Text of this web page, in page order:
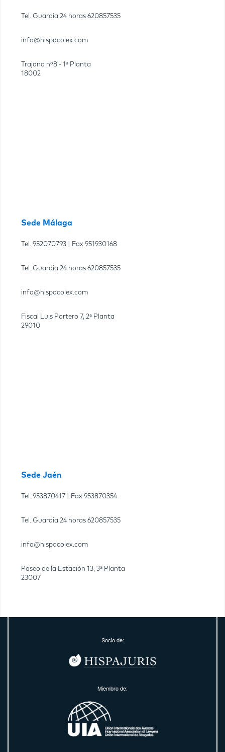
Tel. Guardia 24 horas 620857535
info@hispacolex.com
Trajano nº8 - 1ª Planta
18002
Sede Málaga
Tel. 952070793 | Fax 951930168
Tel. Guardia 24 horas 620857535
info@hispacolex.com
Fiscal Luis Portero 7, 2ª Planta
29010
Sede Jaén
Tel. 953870417 | Fax 953870354
Tel. Guardia 24 horas 620857535
info@hispacolex.com
Paseo de la Estación 13, 3ª Planta
23007
Socio de:
Miembro de: